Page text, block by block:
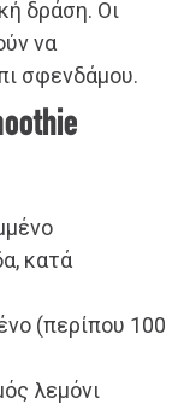
δράση. Οι
να
σφενδάμου.
κατά
(περίπου 100
λεμόνι